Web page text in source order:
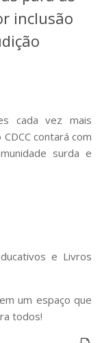
inclusão
cada vez mais
contará com
surda e
e Livros
um espaço que
todos!